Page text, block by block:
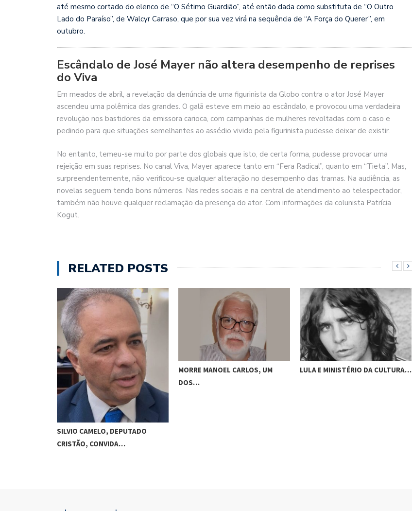
até mesmo cortado do elenco de “O Sétimo Guardião”, até então dada como substituta de “O Outro
Lado do Paraíso”, de Walcyr Carraso, que por sua vez virá na sequência de “A Força do Querer”, em
outubro.
Escândalo de José Mayer não altera desempenho de reprises
do Viva
Em meados de abril, a revelação da denúncia de uma figurinista da Globo contra o ator José Mayer
ascendeu uma polêmica das grandes. O galã esteve em meio ao escândalo, e provocou uma verdadeira
revolução nos bastidores da emissora carioca, com campanhas de mulheres revoltadas com o caso e
pedindo para que situações semelhantes ao assédio vivido pela figurinista pudesse deixar de existir.
No entanto, temeu-se muito por parte dos globais que isto, de certa forma, pudesse provocar uma
rejeição em suas reprises. No canal Viva, Mayer aparece tanto em “Fera Radical”, quanto em “Tieta”. Mas,
surpreendentemente, não verificou-se qualquer alteração no desempenho das tramas. Na audiência, as
novelas seguem tendo bons números. Nas redes sociais e na central de atendimento ao telespectador,
também não houve qualquer reclamação da presença do ator. Com informações da colunista Patrícia
Kogut.
RELATED POSTS
SILVIO CAMELO, DEPUTADO
CRISTÃO, CONVIDA…
MORRE MANOEL CARLOS, UM
DOS…
LULA E MINISTÉRIO DA CULTURA…